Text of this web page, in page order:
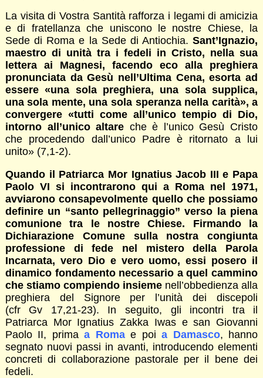
La visita di Vostra Santità rafforza i legami di amicizia
e di fratellanza che uniscono le nostre Chiese, la
Sede di Roma e la Sede di Antiochia.Sant’Ignazio,
maestro di unità tra i fedeli in Cristo, nella sua
lettera ai Magnesi, facendo eco alla preghiera
pronunciata da Gesù nell’Ultima Cena, esorta ad
essere «una sola preghiera, una sola supplica,
una sola mente, una sola speranza nella carità», a
convergere «tutti come all’unico tempio di Dio,
intorno all’unico altare che è l’unico Gesù Cristo
che procedendo dall’unico Padre è ritornato a lui
unito» (7,1-2).
Quando il Patriarca Mor Ignatius Jacob III e Papa
Paolo VI si incontrarono qui a Roma nel 1971,
avviarono consapevolmente quello che possiamo
definire un “santo pellegrinaggio” verso la piena
comunione tra le nostre Chiese. Firmando la
Dichiarazione Comune sulla nostra congiunta
professione di fede nel mistero della Parola
Incarnata, vero Dio e vero uomo, essi posero il
dinamico fondamento necessario a quel cammino
che stiamo compiendo insieme nell’obbedienza alla
preghiera del Signore per l’unità dei discepoli
(cfr Gv 17,21-23). In seguito, gli incontri tra il
Patriarca Mor Ignatius Zakka Iwas e san Giovanni
Paolo II, primaa Romae poia Damasco, hanno
segnato nuovi passi in avanti, introducendo elementi
concreti di collaborazione pastorale per il bene dei
fedeli.